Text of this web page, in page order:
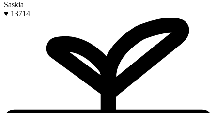
Saskia
♥ 13714